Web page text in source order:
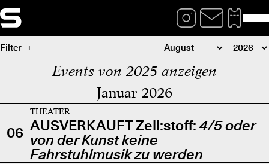
Filter
Events von 2025 anzeigen
Januar 2026
06
THEATER
AUSVERKAUFT Zell:stoff: 4/5 oder
von der Kunst keine
Fahrstuhlmusik zu werden